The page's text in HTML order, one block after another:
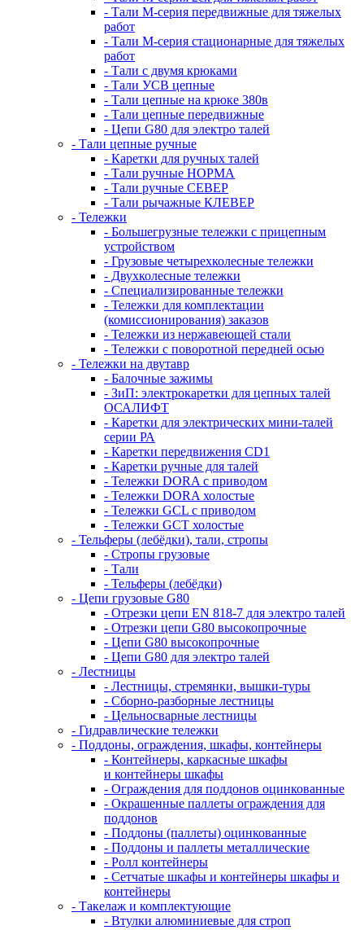
- Тали М-серия передвижные для тяжелых
работ
- Тали М-серия стационарные для тяжелых
работ
- Тали с двумя крюками
- Тали УСВ цепные
- Тали цепные на крюке 380в
- Тали цепные передвижные
- Цепи G80 для электро талей
- Тали цепные ручные
- Каретки для ручных талей
- Тали ручные НОРМА
- Тали ручные СЕВЕР
- Тали рычажные КЛЕВЕР
- Тележки
- Большегрузные тележки с прицепным
устройством
- Грузовые четырехколесные тележки
- Двухколесные тележки
- Специализированные тележки
- Тележки для комплектации
(комиссионирования) заказов
- Тележки из нержавеющей стали
- Тележки с поворотной передней осью
- Тележки на двутавр
- Балочные зажимы
- ЗиП: электрокаретки для цепных талей
ОСАЛИФТ
- Каретки для электрических мини-талей
серии РА
- Каретки передвижения CD1
- Каретки ручные для талей
- Тележки DORA с приводом
- Тележки DORA холостые
- Тележки GCL с приводом
- Тележки GCT холостые
- Тельферы (лебёдки), тали, стропы
- Стропы грузовые
- Тали
- Тельферы (лебёдки)
- Цепи грузовые G80
- Отрезки цепи EN 818-7 для электро талей
- Отрезки цепи G80 высокопрочные
- Цепи G80 высокопрочные
- Цепи G80 для электро талей
- Лестницы
- Лестницы, стремянки, вышки-туры
- Сборно-разборные лестницы
- Цельносварные лестницы
- Гидравлические тележки
- Поддоны, ограждения, шкафы, контейнеры
- Контейнеры, каркасные шкафы
и контейнеры шкафы
- Ограждения для поддонов оцинкованные
- Окрашенные паллеты ограждения для
поддонов
- Поддоны (паллеты) оцинкованные
- Поддоны и паллеты металлические
- Ролл контейнеры
- Сетчатые шкафы и контейнеры шкафы и
контейнеры
- Такелаж и комплектующие
- Втулки алюминиевые для строп